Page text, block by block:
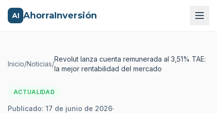
AI AhorraInversión
Inicio/Noticias/
Revolut lanza cuenta remunerada al 3,51% TAE:
la mejor rentabilidad del mercado
ACTUALIDAD
Publicado: 17 de junio de 2026·